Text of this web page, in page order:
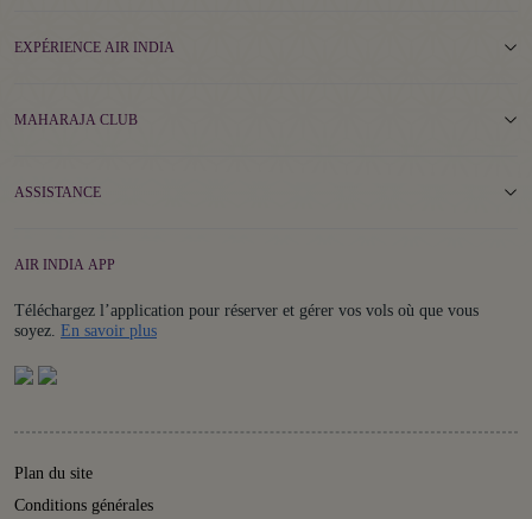
EXPÉRIENCE AIR INDIA
MAHARAJA CLUB
ASSISTANCE
AIR INDIA APP
Téléchargez l’application pour réserver et gérer vos vols où que vous
soyez. En savoir plusDetails
Plan du site
Conditions générales